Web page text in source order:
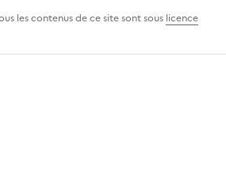
les contenus de ce site sont sous licence